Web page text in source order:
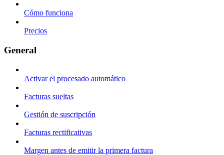
Cómo funciona
Precios
General
Activar el procesado automático
Facturas sueltas
Gestión de suscripción
Facturas rectificativas
Margen antes de emitir la primera factura